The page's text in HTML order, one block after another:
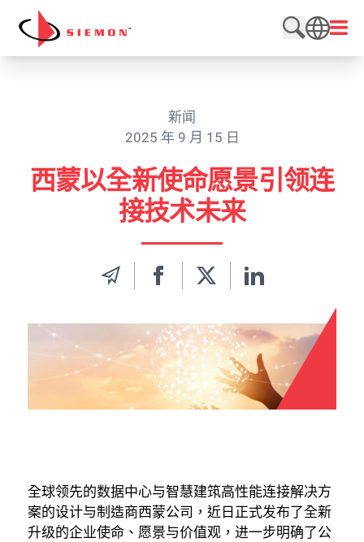
跳至内容
搜索网站
打开
SEARCH
新闻
2025 年 9 月 15 日
西蒙以全新使命愿景引领连
接技术未来
全球领先的数据中心与智慧建筑高性能连接解决方
案的设计与制造商西蒙公司，近日正式发布了全新
升级的企业使命、愿景与价值观，进一步明确了公